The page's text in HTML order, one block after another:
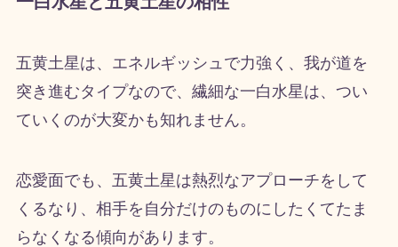
五黄土星は、エネルギッシュで力強く、我が道を
突き進むタイプなので、繊細な一白水星は、つい
ていくのが大変かも知れません。
恋愛面でも、五黄土星は熱烈なアプローチをして
くるなり、相手を自分だけのものにしたくてたま
らなくなる傾向があります。